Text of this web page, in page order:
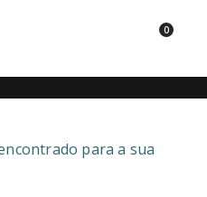
0
para a sua